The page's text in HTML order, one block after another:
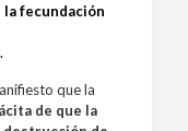
fecundación
.
que la
de que la